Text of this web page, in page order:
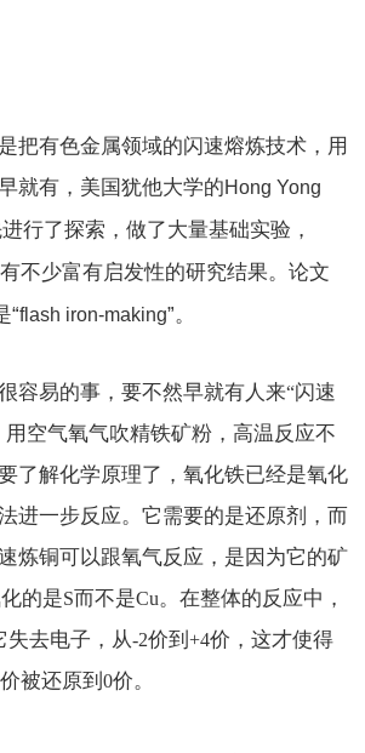
把有色金属领域的闪速熔炼技术，用
就有，美国犹他大学的Hong Yong
行了探索，做了大量基础实验，
不少富有启发性的研究结果。论文
“flash iron-making”。
容易的事，要不然早就有人来“闪速
空气氧气吹精铁矿粉，高温反应不
了解化学原理了，氧化铁已经是氧化
进一步反应。它需要的是还原剂，而
炼铜可以跟氧气反应，是因为它的矿
的是S而不是Cu。在整体的反应中，
失去电子，从-2价到 +4价，这才使得
价被还原到 0价。